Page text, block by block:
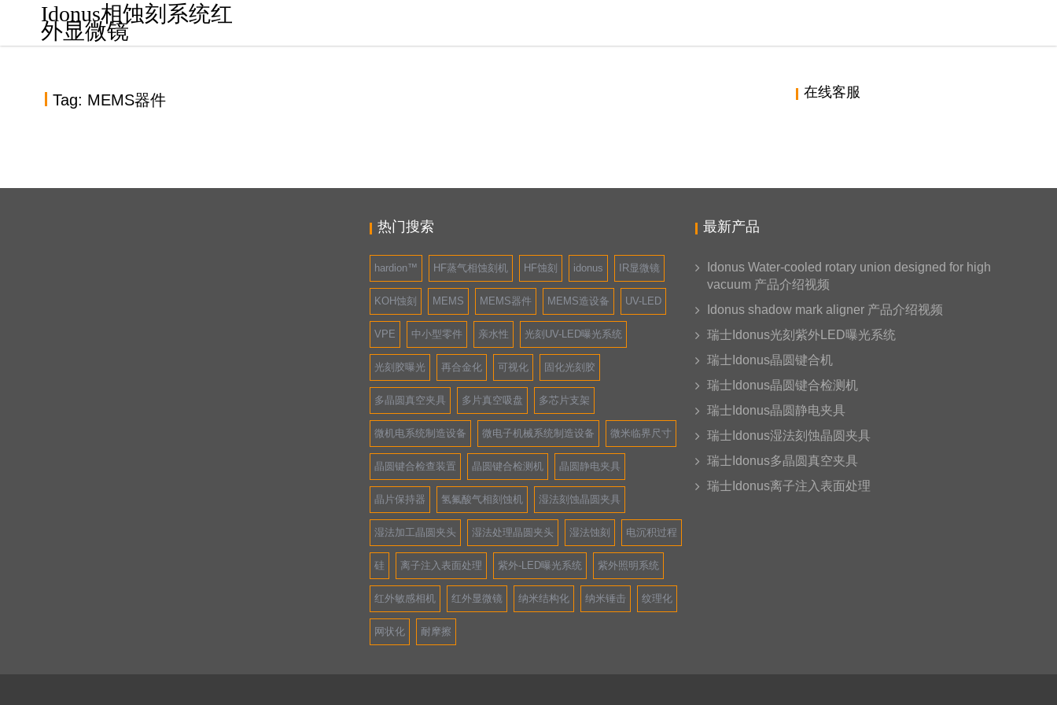
i
Idonus相蚀刻系统红
外显微镜
Tag: MEMS器件 在线客服
热门搜索
hardion™ HF蒸气相蚀刻机 HF蚀刻 idonus IR显微镜
KOH蚀刻 MEMS MEMS器件 MEMS造设备 UV-LED
VPE 中小型零件 亲水性 光刻UV-LED曝光系统
光刻胶曝光 再合金化 可视化 固化光刻胶
多晶圆真空夹具 多片真空吸盘 多芯片支架
微机电系统制造设备 微电子机械系统制造设备 微米临界尺寸
晶圆键合检查装置 晶圆键合检测机 晶圆静电夹具
晶片保持器 氢氟酸气相刻蚀机 湿法刻蚀晶圆夹具
湿法加工晶圆夹头 湿法处理晶圆夹头 湿法蚀刻 电沉积过程
硅 离子注入表面处理 紫外-LED曝光系统 紫外照明系统
红外敏感相机 红外显微镜 纳米结构化 纳米锤击 纹理化
网状化 耐摩擦
最新产品
Idonus Water-cooled rotary union designed for high
vacuum 产品介绍视频
Idonus shadow mark aligner 产品介绍视频
瑞士Idonus光刻紫外LED曝光系统
瑞士Idonus晶圆键合机
瑞士Idonus晶圆键合检测机
瑞士Idonus晶圆静电夹具
瑞士Idonus湿法刻蚀晶圆夹具
瑞士Idonus多晶圆真空夹具
瑞士Idonus离子注入表面处理